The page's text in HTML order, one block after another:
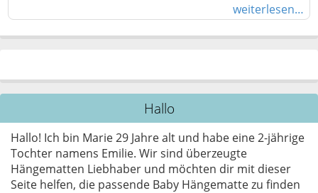
weiterlesen…
Hallo
Hallo! Ich bin Marie 29 Jahre alt und habe eine 2-jährige
Tochter namens Emilie. Wir sind überzeugte
Hängematten Liebhaber und möchten dir mit dieser
Seite helfen, die passende Baby Hängematte zu finden